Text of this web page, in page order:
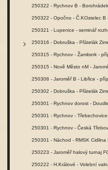
250322 - Rychnov B -
250322 - Opočno - Č.KOstelec B
250321 - Lupenice - seminář
250316 - Dobruška - Přátelák
250315 - Rychnov - Žamberk -
250315 - Nově Město nM -
250308 - Jaroměř B - Libřice -
250302 - Dobruška - Přátelák
250301 - Rychnov dorost -
250301 - Rychnov -
250301 - Rychnov - Česká
250301 - Náchod - RMSK Cidlina
250223 - Jaroměř halový turnaj
250222 - H.Králové - Volební